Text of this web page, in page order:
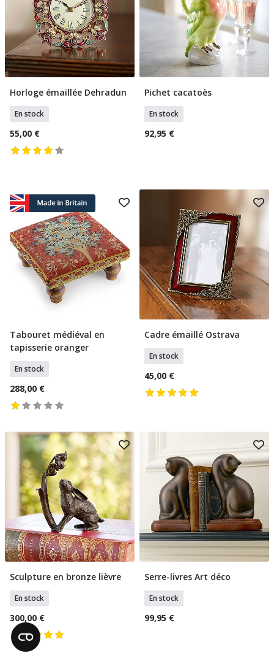
Ajouter Au Panier
Horloge émaillée Dehradun
En stock
55,00 €
Ajouter Au Panier
Pichet cacatoès
En stock
92,95 €
Ajouter Au Panier
Tabouret médiéval en
tapisserie oranger
En stock
288,00 €
Ajouter Au Panier
Cadre émaillé Ostrava
En stock
45,00 €
Ajouter Au Panier
Sculpture en bronze lièvre
En stock
300,00 €
Ajouter Au Panier
Serre-livres Art déco
En stock
99,95 €